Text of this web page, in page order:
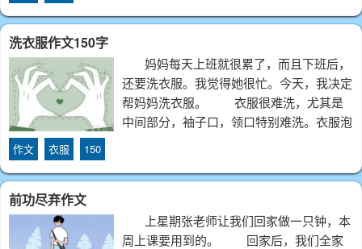
洗衣服作文150字
妈妈每天上班就很累了，而且下班后，
还要洗衣服。我觉得她很忙。今天，我决定
帮妈妈洗衣服。 衣服很难洗，尤其是
中间部分，袖子口，领口特别难洗。衣服泡
作文 衣服 150
前功尽弃作文
上星期张老师让我们回家做一只钟，本
周上课要用到的。 回家后，我们全家